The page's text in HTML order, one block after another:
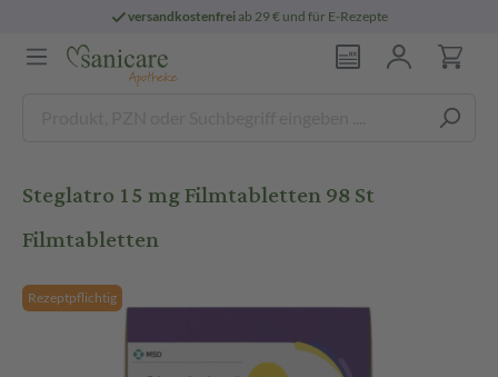
versandkostenfreiab 29 € und für E-Rezepte
Steglatro 15 mg Filmtabletten 98 St
Filmtabletten
Rezeptpflichtig